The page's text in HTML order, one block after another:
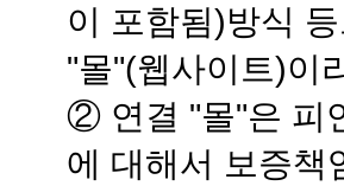
이 포함됨)방식
"몰"(웹사이트)이
② 연결 "몰"은 피
에 대해서 보증책